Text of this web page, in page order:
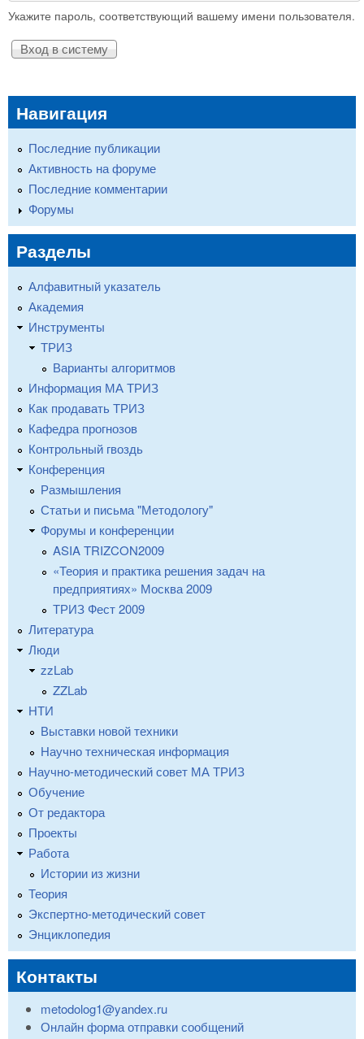
Укажите пароль, соответствующий вашему имени пользователя.
Навигация
Последние публикации
Активность на форуме
Последние комментарии
Форумы
Разделы
Алфавитный указатель
Академия
Инструменты
ТРИЗ
Варианты алгоритмов
Информация МА ТРИЗ
Как продавать ТРИЗ
Кафедра прогнозов
Контрольный гвоздь
Конференция
Размышления
Статьи и письма "Методологу"
Форумы и конференции
ASIA TRIZCON2009
«Теория и практика решения задач на
предприятиях» Москва 2009
ТРИЗ Фест 2009
Литература
Люди
zzLab
ZZLab
НТИ
Выставки новой техники
Научно техническая информация
Научно-методический совет МА ТРИЗ
Обучение
От редактора
Проекты
Работа
Истории из жизни
Теория
Экспертно-методический совет
Энциклопедия
Контакты
metodolog1@yandex.ru
Онлайн форма отправки сообщений